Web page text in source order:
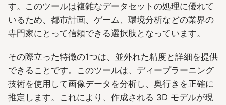
す。このツールは複雑なデータセットの処理に優れて
いるため、都市計画、ゲーム、環境分析などの業界の
専門家にとって信頼できる選択肢となっています。
その際立った特徴の1つは、並外れた精度と詳細を提供
できることです。このツールは、ディープラーニング
技術を使用して画像データを分析し、奥行きを正確に
推定します。これにより、作成される 3D モデルが現